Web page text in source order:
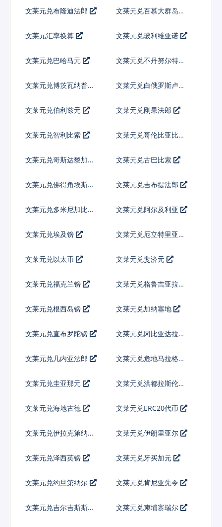
文莱元兑布隆迪法郎 文莱元兑百慕大群岛元
文莱元汇率换算 文莱元兑玻利维亚诺
文莱元兑巴哈马元
文莱元兑不丹努尔特鲁
文莱元兑博茨瓦纳普拉 文莱元兑白俄罗斯卢布
文莱元兑伯利兹元 文莱元兑刚果法郎
文莱元兑智利比索 文莱元兑哥伦比亚比索
文莱元兑哥斯达黎加科
文莱元兑古巴比索
文莱元兑佛得角埃斯库
文莱元兑吉布提法郎
文莱元兑多米尼加比索 文莱元兑阿尔及利亚
文莱元兑埃及镑
文莱元兑厄立特里亚纳
文莱元兑以太币 文莱元兑斐济元
文莱元兑福克兰镑 文莱元兑格鲁吉亚拉里
文莱元兑根西岛镑 文莱元兑加纳塞地
文莱元兑直布罗陀镑 文莱元兑冈比亚达拉西
文莱元兑几内亚法郎
文莱元兑危地马拉格查
文莱元兑圭亚那元
文莱元兑洪都拉斯伦皮
文莱元兑海地古德 文莱元兑ERC20代币
文莱元兑伊拉克第纳尔 文莱元兑伊朗里亚尔
文莱元兑泽西英镑 文莱元兑牙买加元
文莱元兑约旦第纳尔 文莱元兑肯尼亚先令
文莱元兑吉尔吉斯斯坦
文莱元兑柬埔寨瑞尔